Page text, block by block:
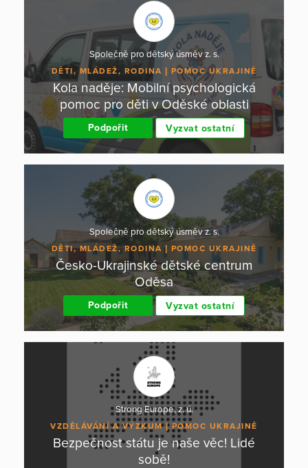
Společně pro dětský úsměv z. s.
DĚTI, MLÁDEŽ, RODINA POMOC UKRAJINĚ
Kola naděje: Mobilní psychologická
pomoc pro děti v Oděské oblasti
Podpořit Vyzvat ostatní
Společně pro dětský úsměv z. s.
DĚTI, MLÁDEŽ, RODINA POMOC UKRAJINĚ
Česko-Ukrajinské dětské centrum
Oděsa
Podpořit Vyzvat ostatní
Strong Europe, z. ú.
VZDĚLÁVÁNÍ A VÝZKUM POMOC UKRAJINĚ
Bezpečnost státu je naše věc! Lidé
sobě!